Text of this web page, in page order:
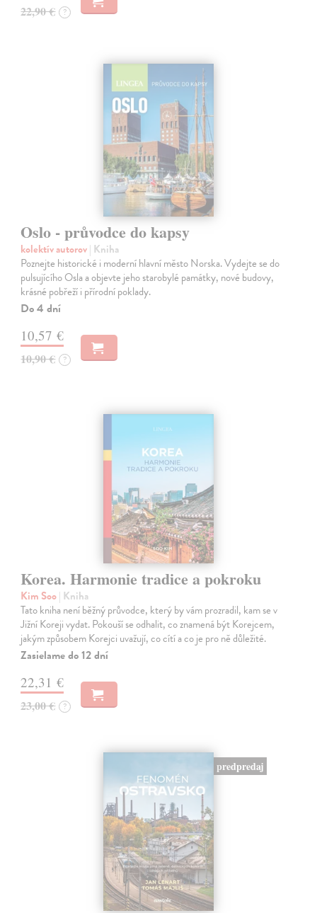
22,90 € ?
Oslo - průvodce do kapsy
kolektív autorov| Kniha
Poznejte historické i moderní hlavní město Norska. Vydejte se do
pulsujícího Osla a objevte jeho starobylé památky, nové budovy,
krásné pobřeží i přírodní poklady.
Do 4 dní
10,57 €
10,90 € ?
Korea. Harmonie tradice a pokroku
Kim Soo| Kniha
Tato kniha není běžný průvodce, který by vám prozradil, kam se v
Jižní Koreji vydat. Pokouší se odhalit, co znamená být Korejcem,
jakým způsobem Korejci uvažují, co cítí a co je pro ně důležité.
Zasielame do 12 dní
22,31 €
23,00 € ?
predpredaj